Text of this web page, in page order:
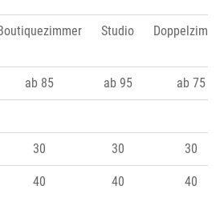
Studio
ab 85 ab 95 ab 75
30 30 30
40 40 40